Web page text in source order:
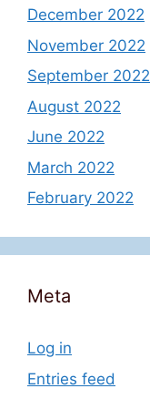
December 2022
November 2022
September 2022
August 2022
June 2022
March 2022
February 2022
Meta
Log in
Entries feed